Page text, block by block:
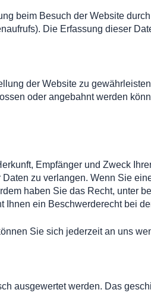
beim Besuch der Website
Die Erfassung dieser
der Website zu
oder angebahnt werden
Empfänger und Zweck
zu verlangen. Wenn Sie
haben Sie das Recht, unter
ein Beschwerderecht bei
Sie sich jederzeit an uns
ausgewertet werden. Das